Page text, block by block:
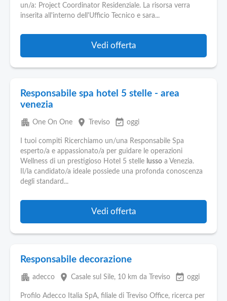
un/a: Project Coordinator Residenziale. La risorsa verra
inserita all'interno dell'Ufficio Tecnico e sara...
Vedi offerta
Responsabile spa hotel 5 stelle - area
venezia
apartment One On One place Treviso event_available oggi
I tuoi compiti Ricerchiamo un/una Responsabile Spa
esperto/a e appassionato/a per guidare le operazioni
Wellness di un prestigioso Hotel 5 stelle lusso a Venezia.
Il/la candidato/a ideale possiede una profonda conoscenza
degli standard...
Vedi offerta
Responsabile decorazione
apartment adecco place Casale sul Sile, 10 km da Treviso event_available oggi
Profilo Adecco Italia SpA, filiale di Treviso Office, ricerca per